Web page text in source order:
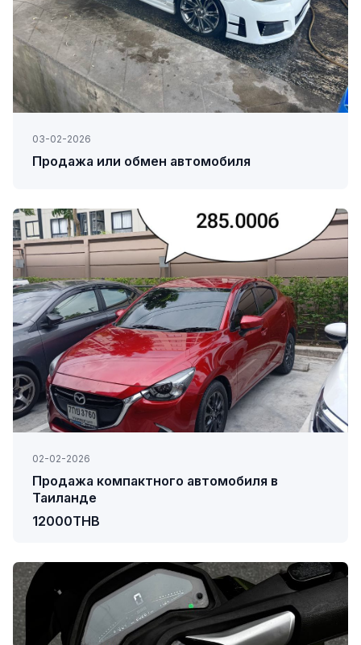
03-02-2026
Продажа или обмен автомобиля
02-02-2026
Продажа компактного автомобиля в
Таиланде
12000THB